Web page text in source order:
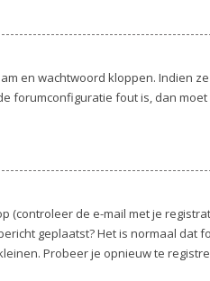
en wachtwoord kloppen. Indien
forumconfiguratie fout is, dan
de e-mail met je
geplaatst? Het is normaal dat
Probeer je opnieuw te